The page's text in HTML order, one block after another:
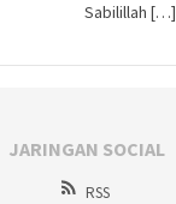
Sabilillah […]
JARINGAN SOCIAL
RSS